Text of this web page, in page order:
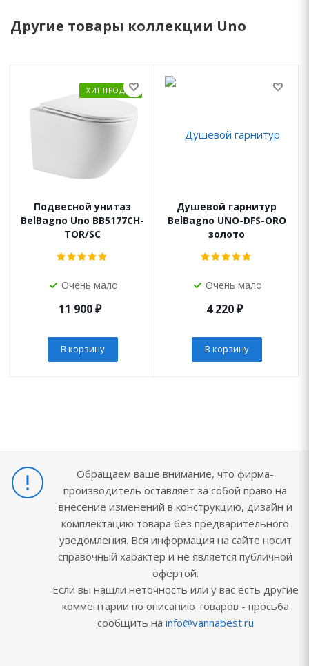
Другие товары коллекции Uno
ХИТ ПРОДАЖ
Подвесной унитаз
BelBagno Uno BB5177CH-
TOR/SC
Очень мало
11 900₽
В корзину
Душевой гарнитур
BelBagno UNO-DFS-ORO
золото
Очень мало
4 220₽
В корзину
Обращаем ваше внимание, что фирма-
производитель оставляет за собой право на
внесение изменений в конструкцию, дизайн и
комплектацию товара без предварительного
уведомления. Вся информация на сайте носит
справочный характер и не является публичной
офертой.
Если вы нашли неточность или у вас есть другие
комментарии по описанию товаров - просьба
сообщить на info@vannabest.ru